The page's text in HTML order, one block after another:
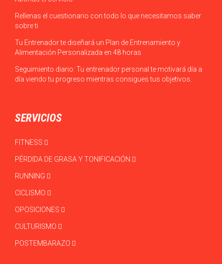
Rellenas el cuestionario con todo lo que necesitamos saber
sobre ti
Tu Entrenador te diseñará un Plan de Entrenamiento y
Alimentación Personalizada en 48 horas
Seguimiento diario: Tu entrenador personal te motivará día a
día viendo tu progreso mientras consigues tus objetivos.
SERVICIOS
FITNESS
PÉRDIDA DE GRASA Y TONIFICACIÓN
RUNNING
CICLISMO
OPOSICIONES
CULTURISMO
POSTEMBARAZO